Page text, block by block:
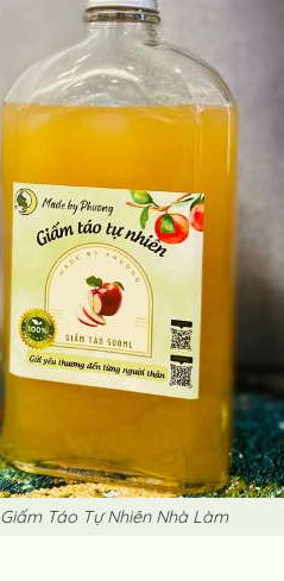
Giấm Táo Tự Nhiên Nhà Làm